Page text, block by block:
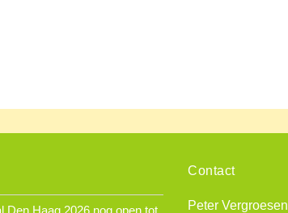
Den Haag 2026 nog open tot
Contact
Peter Vergroesen